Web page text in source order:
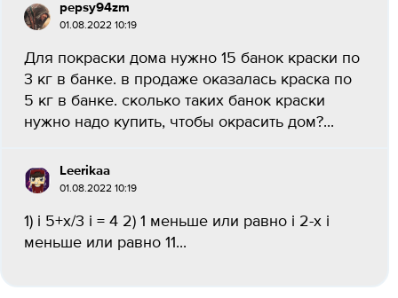
pepsy94zm
01.08.2022 10:19
Для покраски дома нужно 15 банок краски по
3 кг в банке. в продаже оказалась краска по
5 кг в банке. сколько таких банок краски
нужно надо купить, чтобы окрасить дом?...
Leerikaa
01.08.2022 10:19
1) i 5+x/3 i = 4 2) 1 меньше или равно i 2-x i
меньше или равно 11...